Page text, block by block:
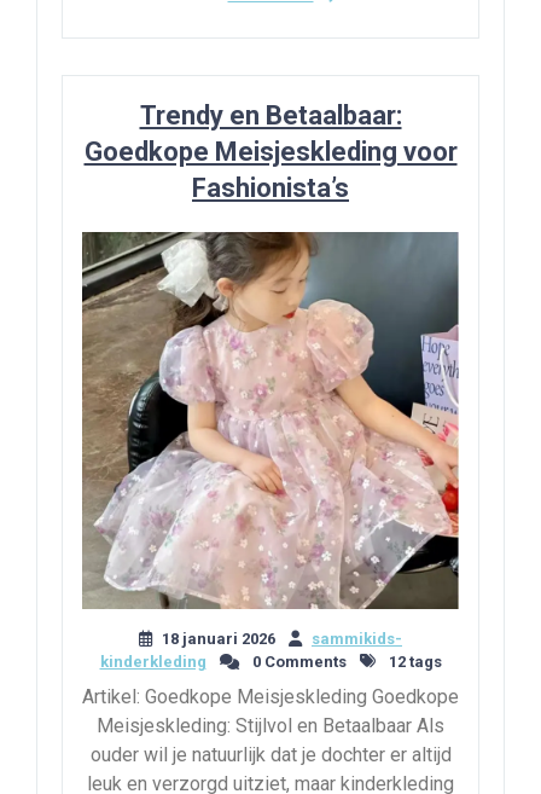
Trendy en Betaalbaar:
Goedkope Meisjeskleding voor
Fashionista’s
18 januari 2026
sammikids-
kinderkleding
0 Comments 12 tags
Artikel: Goedkope Meisjeskleding Goedkope
Meisjeskleding: Stijlvol en Betaalbaar Als
ouder wil je natuurlijk dat je dochter er altijd
leuk en verzorgd uitziet, maar kinderkleding